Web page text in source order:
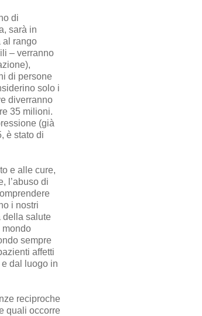
di
sarà in
al rango
– verranno
di persone
solo i
diverranno
35 milioni.
(già
è stato di
e alle cure,
l’abuso di
i nostri
della salute
mondo
sempre
affetti
dal luogo in
reciproche
quali occorre